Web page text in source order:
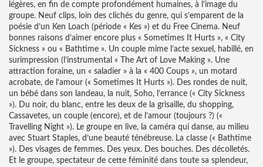
légères, en fin de compte profondément humaines, à l’image du
groupe. Neuf clips, loin des clichés du genre, qui s’emparent de la
poésie d’un Ken Loach (période « Kes ») et du Free Cinema. Neuf
bonnes raisons d’aimer encore plus « Sometimes It Hurts », « City
Sickness » ou « Bathtime ». Un couple mime l’acte sexuel, habillé, en
surimpression (l’instrumental « The Art of Love Making ». Une
attraction foraine, un « saladier » à la « 400 Coups », un motard
acrobate, de l’amour (« Sometimes It Hurts »). Des rondes de nuit,
un bébé dans son landeau, la nuit, Soho, l’errance (« City Sickness
»). Du noir, du blanc, entre les deux de la grisaille, du shopping,
Cassavetes, un couple (encore), et de l’amour (toujours ?) («
Travelling Night »). Le groupe en live, la caméra qui danse, au milieu
avec Stuart Staples, d’une beauté ténébreuse. La classe (« Bathtime
»). Des visages de femmes. Des yeux. Des bouches. Des décolletés.
Et le groupe, spectateur de cette féminité dans toute sa splendeur,